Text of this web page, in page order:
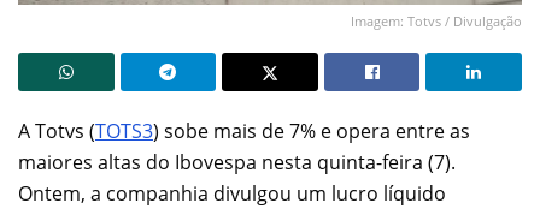
Imagem: Totvs / Divulgação
A Totvs (TOTS3) sobe mais de 7% e opera entre as
maiores altas do Ibovespa nesta quinta-feira (7).
Ontem, a companhia divulgou um lucro líquido